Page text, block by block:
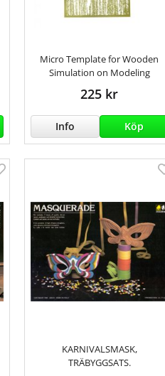
Micro Template for Wooden
Simulation on Modeling
225 kr
Info Köp
KARNIVALSMASK,
TRÄBYGGSATS.